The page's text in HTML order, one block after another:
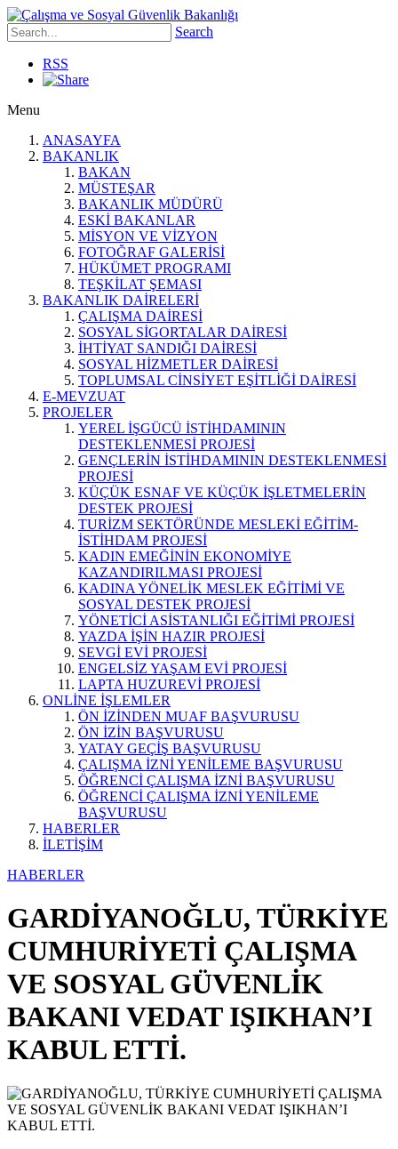
Search
RSS
Menu
ANASAYFA
BAKANLIK
BAKAN
MÜSTEŞAR
BAKANLIK MÜDÜRÜ
ESKİ BAKANLAR
MİSYON VE VİZYON
FOTOĞRAF GALERİSİ
HÜKÜMET PROGRAMI
TEŞKİLAT ŞEMASI
BAKANLIK DAİRELERİ
ÇALIŞMA DAİRESİ
SOSYAL SİGORTALAR DAİRESİ
İHTİYAT SANDIĞI DAİRESİ
SOSYAL HİZMETLER DAİRESİ
TOPLUMSAL CİNSİYET EŞİTLİĞİ DAİRESİ
E-MEVZUAT
PROJELER
YEREL İŞGÜCÜ İSTİHDAMININ
DESTEKLENMESİ PROJESİ
GENÇLERİN İSTİHDAMININ DESTEKLENMESİ
PROJESİ
KÜÇÜK ESNAF VE KÜÇÜK İŞLETMELERİN
DESTEK PROJESİ
TURİZM SEKTÖRÜNDE MESLEKİ EĞİTİM-
İSTİHDAM PROJESİ
KADIN EMEĞİNİN EKONOMİYE
KAZANDIRILMASI PROJESİ
KADINA YÖNELİK MESLEK EĞİTİMİ VE
SOSYAL DESTEK PROJESİ
YÖNETİCİ ASİSTANLIĞI EĞİTİMİ PROJESİ
YAZDA İŞİN HAZIR PROJESİ
SEVGİ EVİ PROJESİ
ENGELSİZ YAŞAM EVİ PROJESİ
LAPTA HUZUREVİ PROJESİ
ONLİNE İŞLEMLER
ÖN İZİNDEN MUAF BAŞVURUSU
ÖN İZİN BAŞVURUSU
YATAY GEÇİŞ BAŞVURUSU
ÇALIŞMA İZNİ YENİLEME BAŞVURUSU
ÖĞRENCİ ÇALIŞMA İZNİ BAŞVURUSU
ÖĞRENCİ ÇALIŞMA İZNİ YENİLEME
BAŞVURUSU
HABERLER
İLETİŞİM
HABERLER
GARDİYANOĞLU, TÜRKİYE
CUMHURİYETİ ÇALIŞMA
VE SOSYAL GÜVENLİK
BAKANI VEDAT IŞIKHAN’I
KABUL ETTİ.